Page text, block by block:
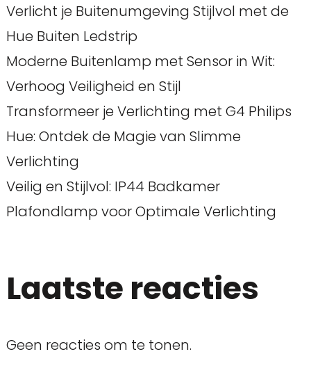
Verlicht je Buitenumgeving Stijlvol met de
Hue Buiten Ledstrip
Moderne Buitenlamp met Sensor in Wit:
Verhoog Veiligheid en Stijl
Transformeer je Verlichting met G4 Philips
Hue: Ontdek de Magie van Slimme
Verlichting
Veilig en Stijlvol: IP44 Badkamer
Plafondlamp voor Optimale Verlichting
Laatste reacties
Geen reacties om te tonen.